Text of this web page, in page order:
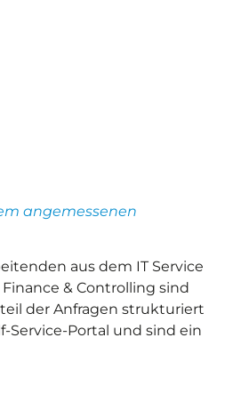
angemessenen
aus dem IT Service
& Controlling sind
der Anfragen strukturiert
Service-Portal und sind ein